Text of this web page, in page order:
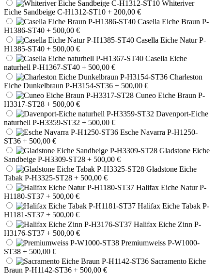
Whiteriver
Eiche Sandbeige C-H1312-ST10 + 200,00 €
Casella Eiche Braun P-
H1386-ST40 + 500,00 €
Casella Eiche Natur P-
H1385-ST40 + 500,00 €
Casella Eiche
naturhell P-H1367-ST40 + 500,00 €
Charleston
Eiche Dunkelbraun P-H3154-ST36 + 500,00 €
Cuneo Eiche Braun P-
H3317-ST28 + 500,00 €
Davenport-Eiche
naturhell P-H3359-ST32 + 500,00 €
Esche Navarra P-H1250-
ST36 + 500,00 €
Gladstone Eiche
Sandbeige P-H3309-ST28 + 500,00 €
Gladstone Eiche
Tabak P-H3325-ST28 + 500,00 €
Halifax Eiche Natur P-
H1180-ST37 + 500,00 €
Halifax Eiche Tabak P-
H1181-ST37 + 500,00 €
Halifax Eiche Zinn P-
H3176-ST37 + 500,00 €
Premiumweiss P-W1000-
ST38 + 500,00 €
Sacramento Eiche
Braun P-H1142-ST36 + 500,00 €